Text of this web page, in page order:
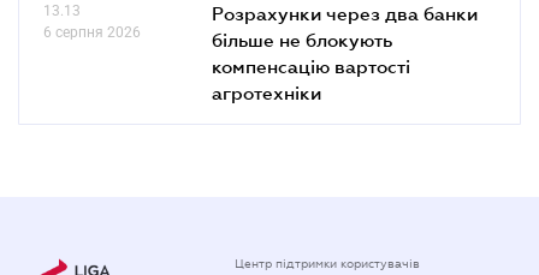
13.13
6 серпня 2026
Розрахунки через два банки
більше не блокують
компенсацію вартості
агротехніки
Центр підтримки користувачів